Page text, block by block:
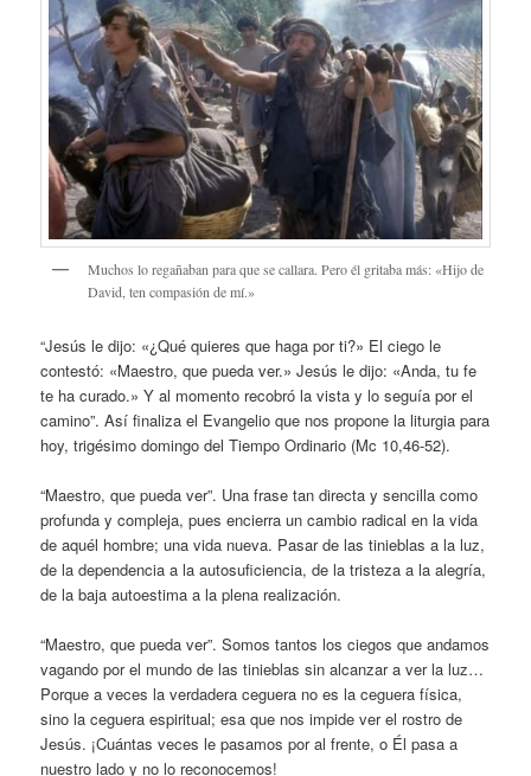
Muchos lo regañaban para que se callara. Pero él gritaba más: «Hijo de
David, ten compasión de mí.»
“Jesús le dijo: «¿Qué quieres que haga por ti?» El ciego le
contestó: «Maestro, que pueda ver.» Jesús le dijo: «Anda, tu fe
te ha curado.» Y al momento recobró la vista y lo seguía por el
camino”. Así finaliza el Evangelio que nos propone la liturgia para
hoy, trigésimo domingo del Tiempo Ordinario (Mc 10,46-52).
“Maestro, que pueda ver”. Una frase tan directa y sencilla como
profunda y compleja, pues encierra un cambio radical en la vida
de aquél hombre; una vida nueva. Pasar de las tinieblas a la luz,
de la dependencia a la autosuficiencia, de la tristeza a la alegría,
de la baja autoestima a la plena realización.
“Maestro, que pueda ver”. Somos tantos los ciegos que andamos
vagando por el mundo de las tinieblas sin alcanzar a ver la luz…
Porque a veces la verdadera ceguera no es la ceguera física,
sino la ceguera espiritual; esa que nos impide ver el rostro de
Jesús. ¡Cuántas veces le pasamos por al frente, o Él pasa a
nuestro lado y no lo reconocemos!